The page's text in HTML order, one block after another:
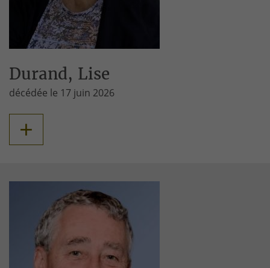
Durand, Lise
décédée le 17 juin 2026
+